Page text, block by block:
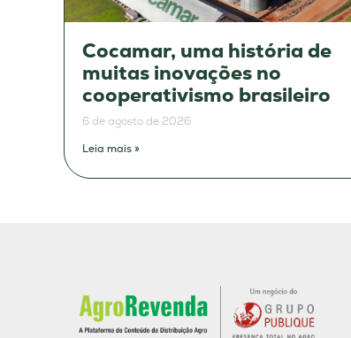
Cocamar, uma história de
muitas inovações no
cooperativismo brasileiro
6 de agosto de 2026
Leia mais »